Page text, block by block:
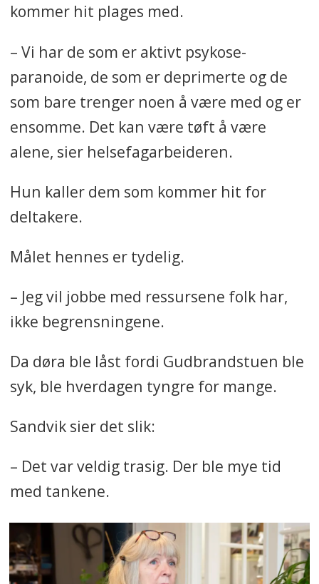
kommer hit plages med.
– Vi har de som er aktivt psykose-
paranoide, de som er deprimerte og de
som bare trenger noen å være med og er
ensomme. Det kan være tøft å være
alene, sier helsefagarbeideren.
Hun kaller dem som kommer hit for
deltakere.
Målet hennes er tydelig.
– Jeg vil jobbe med ressursene folk har,
ikke begrensningene.
Da døra ble låst fordi Gudbrandstuen ble
syk, ble hverdagen tyngre for mange.
Sandvik sier det slik:
– Det var veldig trasig. Der ble mye tid
med tankene.